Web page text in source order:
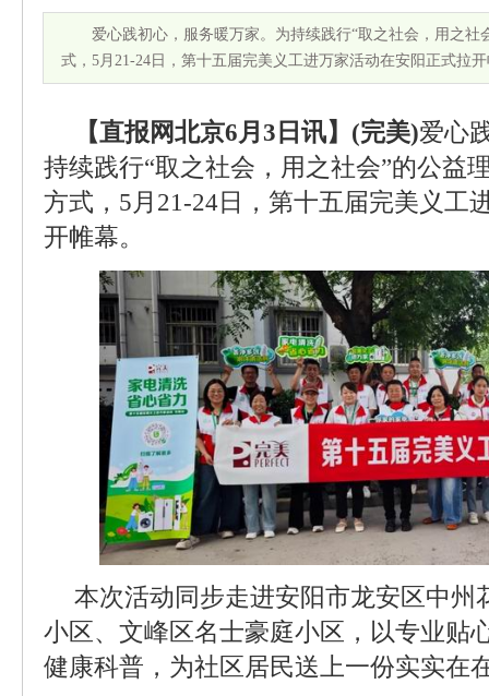
爱心践初心，服务暖万家。为持续践行“取之社会，用之社
式，5月21-24日，第十五届完美义工进万家活动在安阳正式拉
【直报网北京6月3日讯】(完美)爱心
持续践行“取之社会，用之社会”的公益
方式，5月21-24日，第十五届完美义工
开帷幕。
本次活动同步走进安阳市龙安区中州
小区、文峰区名士豪庭小区，以专业贴
健康科普，为社区居民送上一份实实在